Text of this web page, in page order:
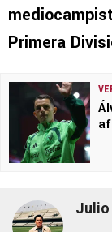
Primera
Julio